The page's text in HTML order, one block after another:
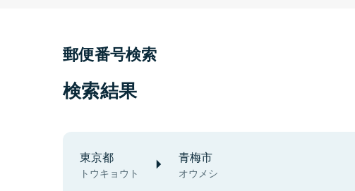
郵便番号検索
検索結果
東京都
トウキョウト
青梅市
オウメシ